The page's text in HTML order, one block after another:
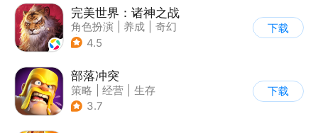
完美世界：诸神之战
角色扮演 养成
奇幻
| 完美世界
4.5
下载
部落冲突
策略 经营
生存
| 部落冲突
3.7
下载